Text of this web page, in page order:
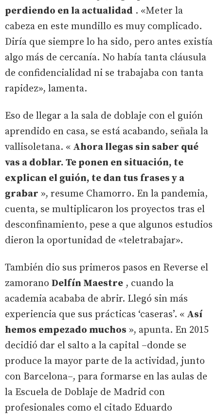
perdiendo en la actualidad . «Meter la
cabeza en este mundillo es muy complicado.
Diría que siempre lo ha sido, pero antes existía
algo más de cercanía. No había tanta cláusula
de confidencialidad ni se trabajaba con tanta
rapidez», lamenta.
Eso de llegar a la sala de doblaje con el guión
aprendido en casa, se está acabando, señala la
vallisoletana. « Ahora llegas sin saber qué
vas a doblar. Te ponen en situación, te
explican el guión, te dan tus frases y a
grabar », resume Chamorro. En la pandemia,
cuenta, se multiplicaron los proyectos tras el
desconfinamiento, pese a que algunos estudios
dieron la oportunidad de «teletrabajar».
También dio sus primeros pasos en Reverse el
zamorano Delfín Maestre , cuando la
academia acababa de abrir. Llegó sin más
experiencia que sus prácticas ‘caseras’. « Así
hemos empezado muchos », apunta. En 2015
decidió dar el salto a la capital –donde se
produce la mayor parte de la actividad, junto
con Barcelona–, para formarse en las aulas de
la Escuela de Doblaje de Madrid con
profesionales como el citado Eduardo